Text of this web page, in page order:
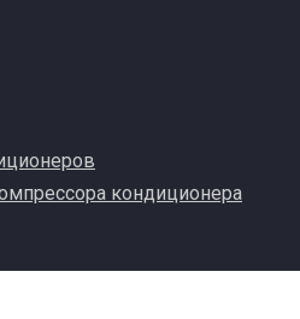
кондиционера